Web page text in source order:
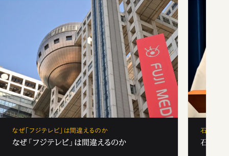
なぜ「フジテレビ」は間違えるのか
なぜ「フジテレビ」は間違えるのか
石破茂、
石破茂